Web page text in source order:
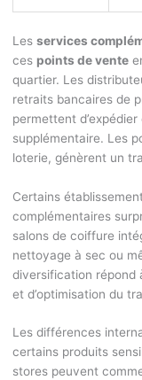
Les services
ces points de vente
quartier. Les
retraits bancaires de
permettent
supplémentaire. Les
loterie, génèrent un
Certains
complémentaires
salons de coiffure
nettoyage à sec ou
diversification répond
et d’optimisation du
Les différences
certains produits
stores peuvent